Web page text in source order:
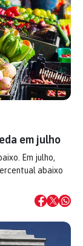
em julho
Em julho,
abaixo